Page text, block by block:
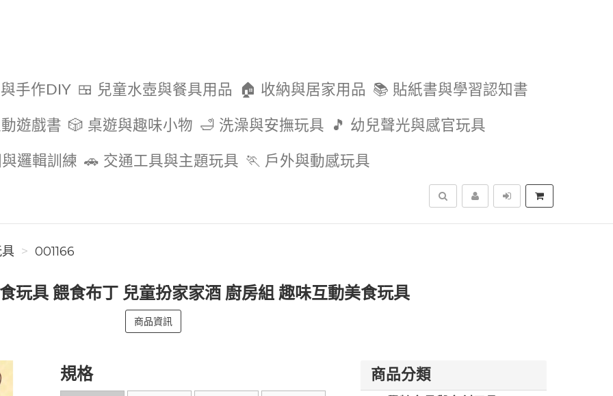
手作DIY 🍱 兒童水壺與餐具用品 🏠 收納與居家用品 📚 貼紙書與學習認知書
遊戲書 🎲 桌遊與趣味小物 🛁 洗澡與安撫玩具 🎵 幼兒聲光與感官玩具
邏輯訓練 🚗 交通工具與主題玩具 🏃 戶外與動感玩具
搜尋
001166
玩具 餵食布丁 兒童扮家家酒 廚房組 趣味互動美食玩具
商品資訊
規格 商品分類